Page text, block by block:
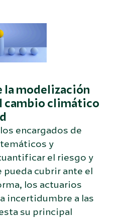
la modelización
cambio climático
encargados de
y
el riesgo y
pueda cubrir ante el
los actuarios
incertidumbre a las
su principal